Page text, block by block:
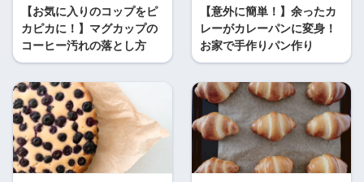
【お気に入りのコップをピ
カピカに！】マグカップの
コーヒー汚れの落とし方
【意外に簡単！】余ったカ
レーがカレーパンに変身！
お家で手作りパン作り